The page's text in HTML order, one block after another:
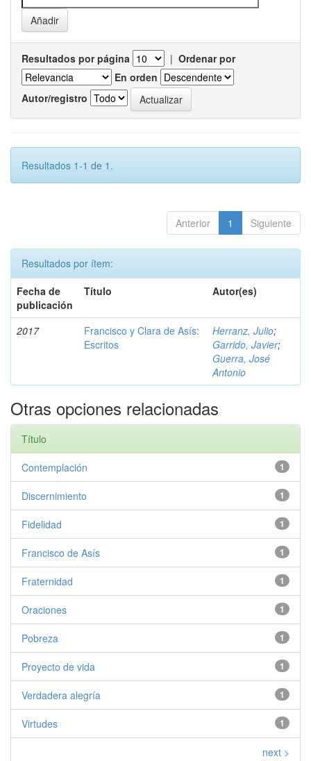
Resultados por página | Ordenar por
En orden
Autor/registro
Resultados 1-1 de 1.
Anterior 1 Siguiente
Resultados por ítem:
Fecha de
publicación
Título Autor(es)
2017
Francisco y Clara de Asís:
Escritos
Herranz, Julio;
Garrido, Javier;
Guerra, José
Antonio
Otras opciones relacionadas
Título
1
Contemplación
1
Discernimiento
1
Fidelidad
1
Francisco de Asís
1
Fraternidad
1
Oraciones
1
Pobreza
1
Proyecto de vida
1
Verdadera alegría
1
Virtudes
next >